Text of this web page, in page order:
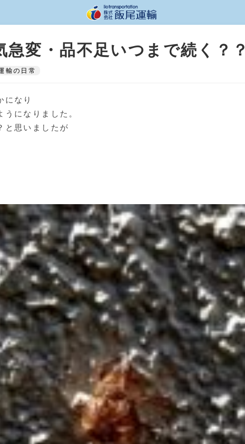
急変・品不足いつまで続く？？
輸の日常
になり
うになりました。
と思いましたが